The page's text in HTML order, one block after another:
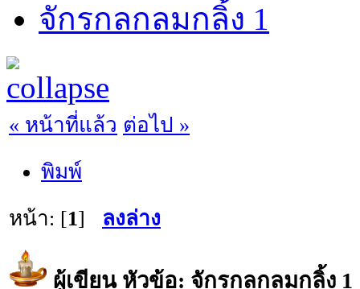
จักรกลกลมกลิ้ง 1
« หน้าที่แล้ว ต่อไป »
พิมพ์
หน้า: [1] ลงล่าง
ผู้เขียนหัวข้อ: จักรกลกลมกลิ้ง 1